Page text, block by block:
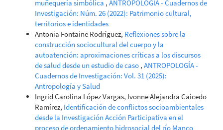
muñequería simbólica , ANTROPOLOGÍA - Cuadernos de
Investigación: Núm. 26 (2022): Patrimonio cultural,
territorios e identidades
Antonia Fontaine Rodríguez, Reflexiones sobre la
construcción sociocultural del cuerpo y la
autoatención: aproximaciones críticas a los discursos
de salud desde un estudio de caso , ANTROPOLOGÍA -
Cuadernos de Investigación: Vol. 31 (2025):
Antropología y Salud
Ingrid Carolina López Vargas, Ivonne Alejandra Caicedo
Ramírez, Identificación de conflictos socioambientales
desde la Investigación Acción Participativa en el
proceso de ordenamiento hidrosocial del río Manco